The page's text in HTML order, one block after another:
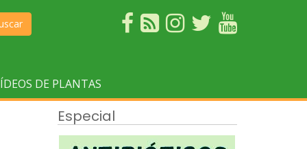
DE PLANTAS
Especial